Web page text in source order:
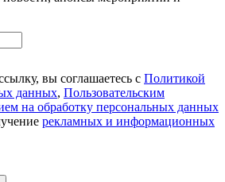
вы соглашаетесь с Политикой
данных, Пользовательским
на обработку персональных данных
рекламных и информационных